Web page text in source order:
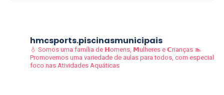
hmcsports.piscinasmunicipais
💧 Somos uma família de 𝗛omens, 𝗠ulheres e 𝗖rianças🏊
Promovemos uma variedade de aulas para todos, com especial
foco nas Atividades Aquáticas